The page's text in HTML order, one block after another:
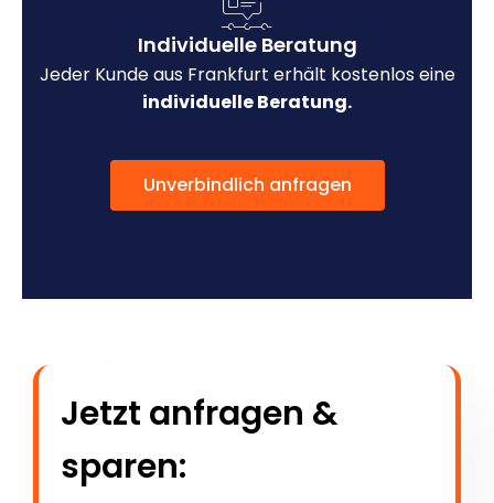
Individuelle Beratung
Jeder Kunde aus Frankfurt erhält kostenlos eine
individuelle Beratung.
Unverbindlich anfragen
Jetzt anfragen &
sparen: